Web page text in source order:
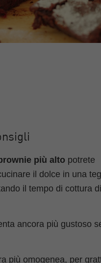
più alto potrete
il dolce in una
il tempo di cottura
ancora più gustoso
più omogenea, per